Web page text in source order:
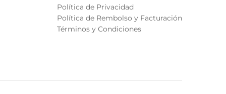
Política de Privacidad
Política de Rembolso y Facturación
Términos y Condiciones